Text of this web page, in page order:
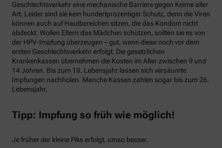
Geschlechtsverkehr eine mechanische Barriere gegen Keime aller
Art. Leider sind sie kein hundertprozentiger Schutz, denn die Viren
können auch auf Hautbereichen sitzen, die das Kondom nicht
abdeckt. Wollen Eltern das Mädchen schützen, sollten sie es von
der HPV-Impfung überzeugen – gut, wenn diese noch vor dem
ersten Geschlechtsverkehr erfolgt. Die gesetzlichen
Krankenkassen übernehmen die Kosten im Alter zwischen 9 und
14 Jahren. Bis zum 18. Lebensjahr lassen sich versäumte
Impfungen nachholen. Manche Kassen zahlen sogar bis zum 26.
Lebensjahr.
Tipp: Impfung so früh wie möglich!
Je früher der kleine Piks erfolgt, umso besser.